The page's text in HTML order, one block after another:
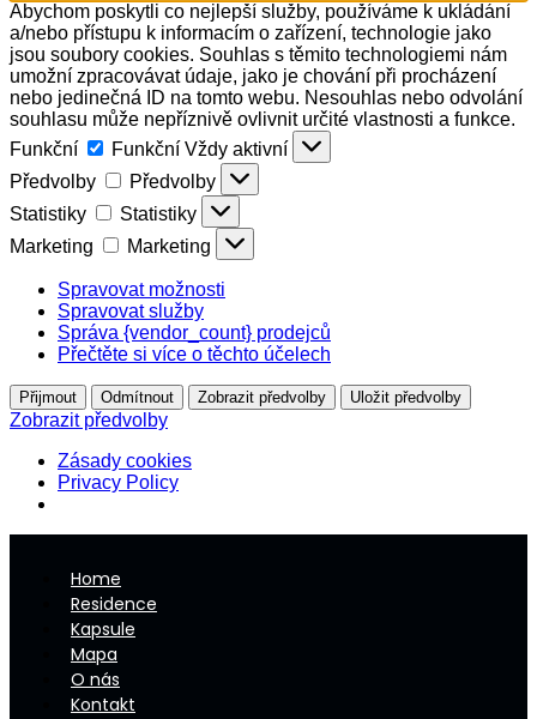
Abychom poskytli co nejlepší služby, používáme k ukládání
a/nebo přístupu k informacím o zařízení, technologie jako
jsou soubory cookies. Souhlas s těmito technologiemi nám
umožní zpracovávat údaje, jako je chování při procházení
nebo jedinečná ID na tomto webu. Nesouhlas nebo odvolání
souhlasu může nepříznivě ovlivnit určité vlastnosti a funkce.
Funkční
Funkční Vždy aktivní
Předvolby
Předvolby
Statistiky
Statistiky
Marketing
Marketing
Spravovat možnosti
Spravovat služby
Správa {vendor_count} prodejců
Přečtěte si více o těchto účelech
Přijmout Odmítnout Zobrazit předvolby Uložit předvolby
Zobrazit předvolby
Zásady cookies
Privacy Policy
Home
Residence
Kapsule
Mapa
O nás
Kontakt